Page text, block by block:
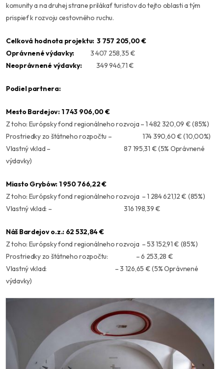
komunity a na druhej strane prilákať turistov do tejto oblasti a tým
prispieť k rozvoju cestovného ruchu.
Celková hodnota projektu: 3 757 205,00 €
Oprávnené výdavky:
3 407 258,35 €
Neoprávnené výdavky:
349 946,71 €
Podiel partnera:
Mesto Bardejov: 1 743 906,00 €
Z toho: Európsky fond regionálneho rozvoja – 1 482 320,09 € (85%)
Prostriedky zo štátneho rozpočtu – 174 390,60 € (10,00%)
Vlastný vklad – 87 195,31 € (5% Oprávnené
výdavky)
Miasto Grybów: 1 950 766,22 €
Z toho: Európsky fond regionálneho rozvoja – 1 284 621,12 € (85%)
Vlastný vklad: – 316 198,39 €
Náš Bardejov o.z.: 62 532,84 €
Z toho: Európsky fond regionálneho rozvoja – 53 152,91 € (85%)
Prostriedky zo štátneho rozpočtu: – 6 253,28 €
Vlastný vklad: – 3 126,65 € (5% Oprávnené
výdavky)